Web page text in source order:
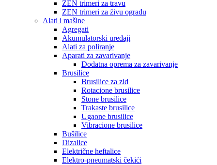
ZEN trimeri za travu
ZEN trimeri za živu ogradu
Alati i mašine
Agregati
Akumulatorski uređaji
Alati za poliranje
Aparati za zavarivanje
Dodatna oprema za zavarivanje
Brusilice
Brusilice za zid
Rotacione brusilice
Stone brusilice
Trakaste brusilice
Ugaone brusilice
Vibracione brusilice
Bušilice
Dizalice
Električne heftalice
Elektro-pneumatski čekići